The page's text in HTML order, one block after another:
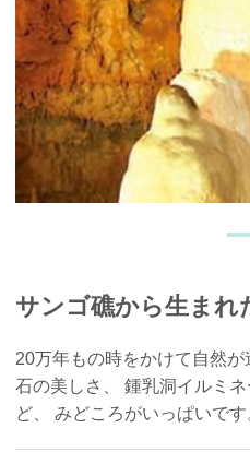
石垣島の蝶「オオゴマタラ」
炙り三枚肉そば
サンゴ礁から生まれ
20万年もの時をかけて自然
石の美しさ、 鍾乳洞イルミ
ど、 みどころがいっぱいです